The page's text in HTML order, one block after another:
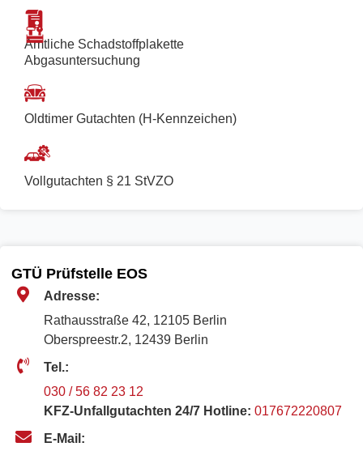
Amtliche Schadstoffplakette
Abgasuntersuchung
Oldtimer Gutachten (H-Kennzeichen)
Vollgutachten § 21 StVZO
GTÜ Prüfstelle EOS
Adresse:
Rathausstraße 42, 12105 Berlin
Oberspreestr.2, 12439 Berlin​
Tel.:
030 / 56 82 23 12
KFZ-Unfallgutachten 24/7 Hotline: 017672220807
E-Mail: